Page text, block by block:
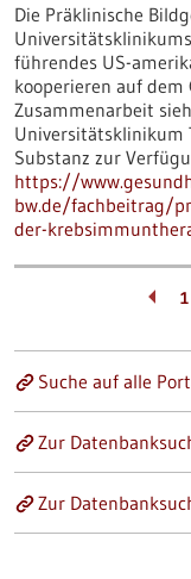
Die Präklinische
führendes US-
kooperieren auf
Zusammenarbeit
Universitätsklinikum
Substanz zur
https://
bw.de/fachbeitrag/
der-
1
Suche auf alle
Zur
Zur